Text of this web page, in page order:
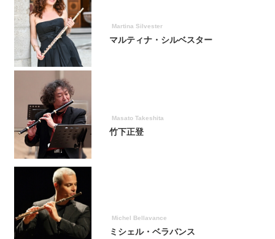
マルティナ・シルベスター
Martina Silvester
竹下正登
Masato Takeshita
ミシェル・ベラバンス
Michel Bellavance